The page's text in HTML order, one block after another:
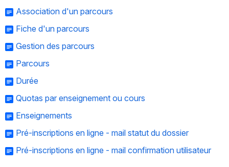
Association d'un parcours
Fiche d'un parcours
Gestion des parcours
Parcours
Durée
Quotas par enseignement ou cours
Enseignements
Pré-inscriptions en ligne - mail statut du dossier
Pré-inscriptions en ligne - mail confirmation utilisateur